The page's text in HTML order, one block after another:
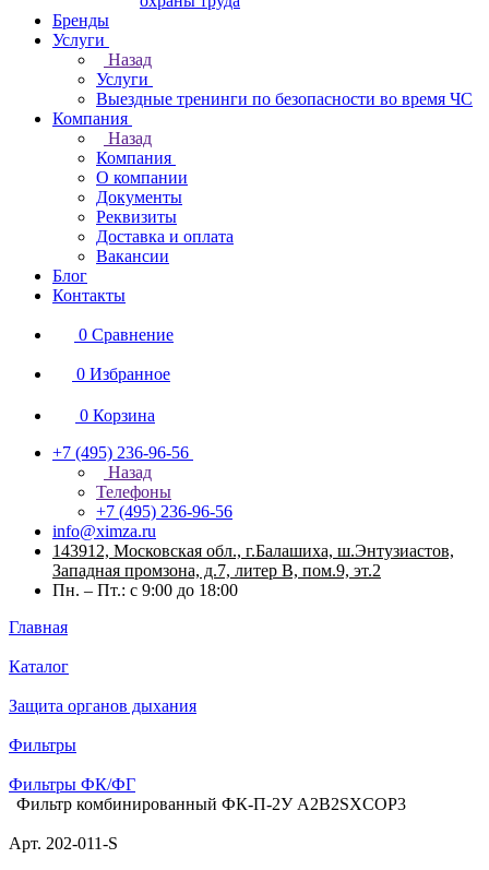
Бренды
Услуги
Назад
Услуги
Выездные тренинги по безопасности во время ЧС
Компания
Назад
Компания
О компании
Документы
Реквизиты
Доставка и оплата
Вакансии
Блог
Контакты
0 Сравнение
0 Избранное
0 Корзина
+7 (495) 236-96-56
Назад
Телефоны
+7 (495) 236-96-56
info@ximza.ru
143912, Московская обл., г.Балашиха, ш.Энтузиастов,
Западная промзона, д.7, литер В, пом.9, эт.2
Пн. – Пт.: с 9:00 до 18:00
Главная
Каталог
Защита органов дыхания
Фильтры
Фильтры ФК/ФГ
Фильтр комбинированный ФК-П-2У A2B2SXCOP3
Арт. 202-011-S